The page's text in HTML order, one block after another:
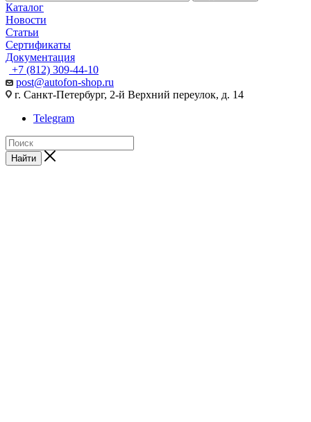
Каталог
Новости
Статьи
Сертификаты
Документация
+7 (812) 309-44-10
post@autofon-shop.ru
г. Санкт-Петербург, 2-й Верхний переулок, д. 14
Telegram
Найти